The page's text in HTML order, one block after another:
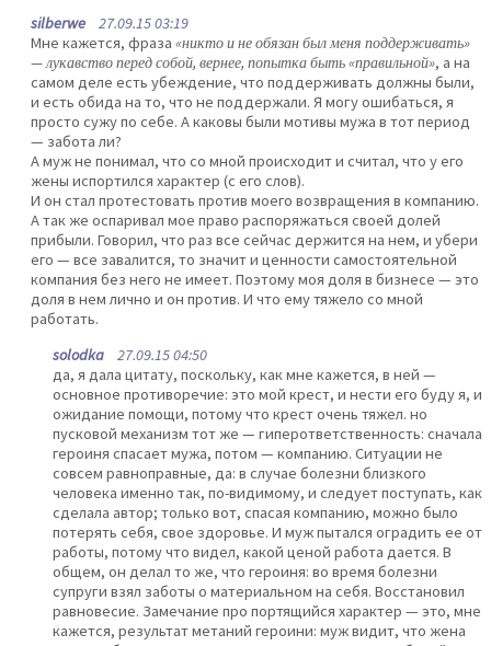
silberwe 27.09.15 03:19
Мне кажется, фраза «никто и не обязан был меня поддерживать»
— лукавство перед собой, вернее, попытка быть «правильной», а на
самом деле есть убеждение, что поддерживать должны были,
и есть обида на то, что не поддержали. Я могу ошибаться, я
просто сужу по себе. А каковы были мотивы мужа в тот период
— забота ли?
А муж не понимал, что со мной происходит и считал, что у его
жены испортился характер (с его слов).
И он стал протестовать против моего возвращения в компанию.
А так же оспаривал мое право распоряжаться своей долей
прибыли. Говорил, что раз все сейчас держится на нем, и убери
его — все завалится, то значит и ценности самостоятельной
компания без него не имеет. Поэтому моя доля в бизнесе — это
доля в нем лично и он против. И что ему тяжело со мной
работать.
solodka 27.09.15 04:50
да, я дала цитату, поскольку, как мне кажется, в ней —
основное противоречие: это мой крест, и нести его буду я, и
ожидание помощи, потому что крест очень тяжел. но
пусковой механизм тот же — гиперответственность: сначала
героиня спасает мужа, потом — компанию. Ситуации не
совсем равноправные, да: в случае болезни близкого
человека именно так, по-видимому, и следует поступать, как
сделала автор; только вот, спасая компанию, можно было
потерять себя, свое здоровье. И муж пытался оградить ее от
работы, потому что видел, какой ценой работа дается. В
общем, он делал то же, что героиня: во время болезни
супруги взял заботы о материальном на себя. Восстановил
равновесие. Замечание про портящийся характер — это, мне
кажется, результат метаний героини: муж видит, что жена